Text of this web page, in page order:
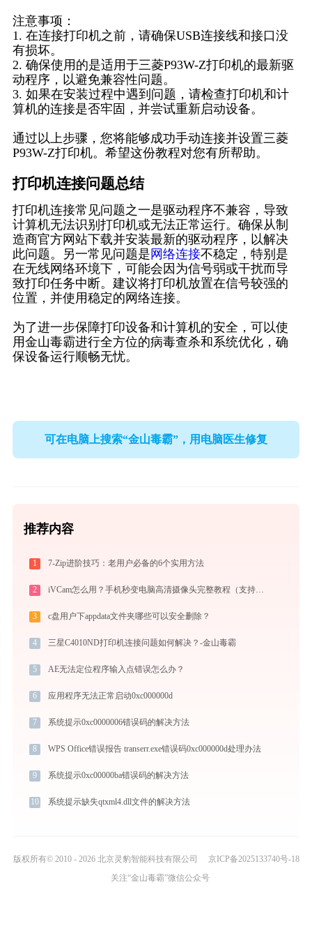
注意事项：
1. 在连接打印机之前，请确保USB连接线和接口没
有损坏。
2. 确保使用的是适用于三菱P93W-Z打印机的最新驱
动程序，以避免兼容性问题。
3. 如果在安装过程中遇到问题，请检查打印机和计
算机的连接是否牢固，并尝试重新启动设备。
通过以上步骤，您将能够成功手动连接并设置三菱
P93W-Z打印机。希望这份教程对您有所帮助。
打印机连接问题总结
打印机连接常见问题之一是驱动程序不兼容，导致
计算机无法识别打印机或无法正常运行。确保从制
造商官方网站下载并安装最新的驱动程序，以解决
此问题。另一常见问题是 网络连接不稳定，特别是
在无线网络环境下，可能会因为信号弱或干扰而导
致打印任务中断。建议将打印机放置在信号较强的
位置，并使用稳定的网络连接。
为了进一步保障打印设备和计算机的安全，可以使
用金山毒霸进行全方位的病毒查杀和系统优化，确
保设备运行顺畅无忧。
可在电脑上搜索“金山毒霸”，用电脑医生修复
推荐内容
1 7-Zip进阶技巧：老用户必备的6个实用方法
2 iVCam怎么用？手机秒变电脑高清摄像头完整教程（支持WiFi/USB双模式）
3 c盘用户下appdata文件夹哪些可以安全删除？
4 三星C4010ND打印机连接问题如何解决？-金山毒霸
5 AE无法定位程序输入点错误怎么办？
6 应用程序无法正常启动0xc000000d
7 系统提示0xc0000006错误码的解决方法
8 WPS Office错误报告 transerr.exe错误码0xc000000d处理办法
9 系统提示0xc00000ba错误码的解决方法
10 系统提示缺失qtxml4.dll文件的解决方法
版权所有© 2010 - 2026 北京灵豹智能科技有限公司
京ICP备2025133740号-18
关注“金山毒霸”微信公众号